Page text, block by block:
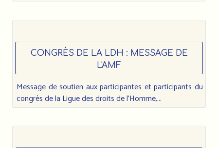
CONGRÈS DE LA LDH : MESSAGE DE
L'AMF
Message de soutien aux participantes et participants du
congrès de la Ligue des droits de l’Homme,...